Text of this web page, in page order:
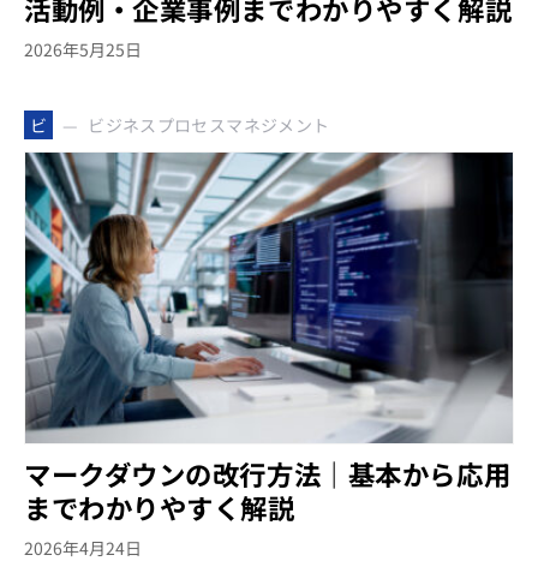
活動例・企業事例までわかりやすく解説
2026年5月25日
ビ ビジネスプロセスマネジメント
マークダウンの改行方法｜基本から応用
までわかりやすく解説
2026年4月24日